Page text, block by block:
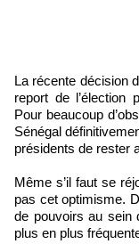
La récente décision du Conseil constitutionnel (CC) invalidant le
report de l’élection
Pour beaucoup
Sénégal
présidents de rester
Même s’il faut se
pas cet optimisme.
de pouvoirs au sein
plus en plus